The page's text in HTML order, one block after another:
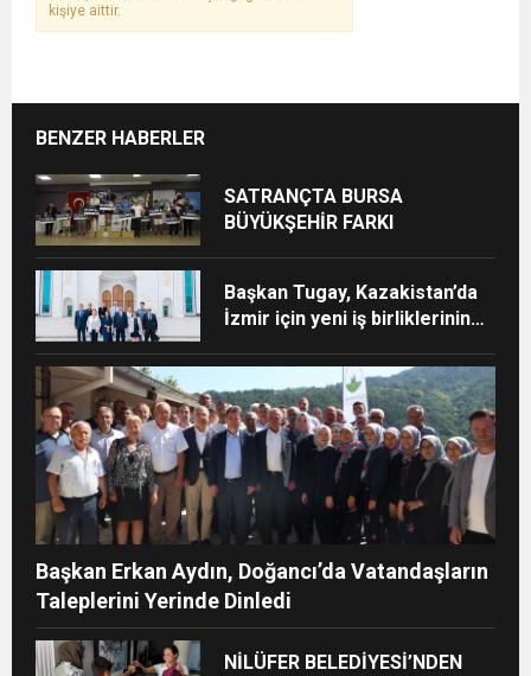
kişiye aittir.
BENZER HABERLER
SATRANÇTA BURSA
BÜYÜKŞEHİR FARKI
Başkan Tugay, Kazakistan’da
İzmir için yeni iş birliklerinin
Başkan Erkan Aydın, Doğancı’da Vatandaşların
Taleplerini Yerinde Dinledi
NİLÜFER BELEDİYESİ’NDEN